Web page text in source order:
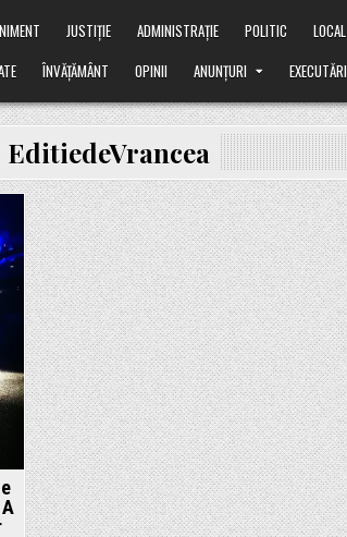
JUSTIȚIE ADMINISTRAȚIE POLITIC LOCAL
ÎNVĂȚĂMÂNT OPINII ANUNȚURI EXECUTĂRI
EditiedeVrancea